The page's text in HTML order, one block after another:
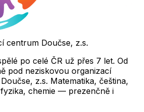
centrum Doučse, z.s.
po celé ČR už přes 7 let. Od
pod neziskovou organizací
z.s. Matematika, čeština,
chemie — prezenčně i